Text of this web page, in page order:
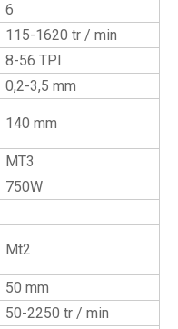
6
115-1620 tr / min
8-56 TPI
0,2-3,5 mm
140 mm
MT3
750W
Mt2
50 mm
50-2250 tr / min